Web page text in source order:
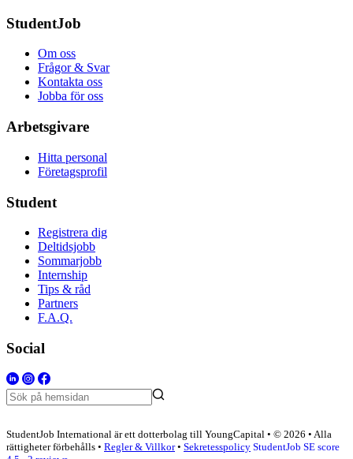
StudentJob
Om oss
Frågor & Svar
Kontakta oss
Jobba för oss
Arbetsgivare
Hitta personal
Företagsprofil
Student
Registrera dig
Deltidsjobb
Sommarjobb
Internship
Tips & råd
Partners
F.A.Q.
Social
StudentJob International är ett dotterbolag till YoungCapital • © 2026 • Alla
rättigheter förbehålls • Regler & Villkor• Sekretesspolicy StudentJob SE score